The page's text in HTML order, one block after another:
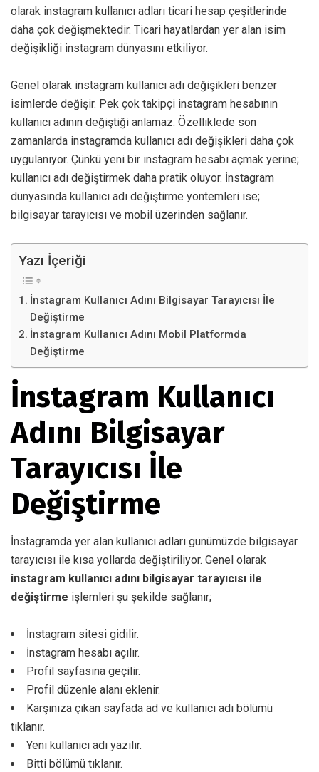
olarak instagram kullanıcı adları ticari hesap çeşitlerinde
daha çok değişmektedir. Ticari hayatlardan yer alan isim
değişikliği instagram dünyasını etkiliyor.
Genel olarak instagram kullanıcı adı değişikleri benzer
isimlerde değişir. Pek çok takipçi instagram hesabının
kullanıcı adının değiştiği anlamaz. Özelliklede son
zamanlarda instagramda kullanıcı adı değişikleri daha çok
uygulanıyor. Çünkü yeni bir instagram hesabı açmak yerine;
kullanıcı adı değiştirmek daha pratik oluyor. İnstagram
dünyasında kullanıcı adı değiştirme yöntemleri ise;
bilgisayar tarayıcısı ve mobil üzerinden sağlanır.
Yazı İçeriği
İnstagram Kullanıcı Adını Bilgisayar Tarayıcısı İle
Değiştirme
İnstagram Kullanıcı Adını Mobil Platformda
Değiştirme
İnstagram Kullanıcı
Adını Bilgisayar
Tarayıcısı İle
Değiştirme
İnstagramda yer alan kullanıcı adları günümüzde bilgisayar
tarayıcısı ile kısa yollarda değiştiriliyor. Genel olarak
instagram kullanıcı adını bilgisayar tarayıcısı ile
değiştirme işlemleri şu şekilde sağlanır;
İnstagram sitesi gidilir.
İnstagram hesabı açılır.
Profil sayfasına geçilir.
Profil düzenle alanı eklenir.
Karşınıza çıkan sayfada ad ve kullanıcı adı bölümü
tıklanır.
Yeni kullanıcı adı yazılır.
Bitti bölümü tıklanır.